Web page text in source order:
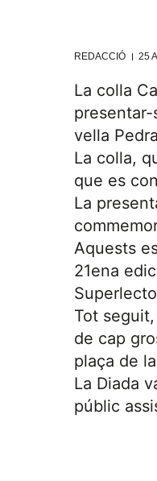
REDACCIÓ 25
La colla
vella
La colla,
que es
La
Aquests
21ena
Tot
de cap
plaça de
La Diada
públic